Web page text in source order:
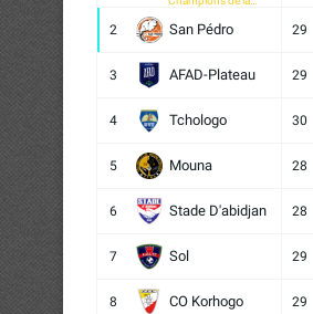
2 San Pédro 29
3 AFAD-Plateau 29
4 Tchologo 30
5 Mouna 28
6 Stade D'abidjan 28
7 Sol 29
8 CO Korhogo 29